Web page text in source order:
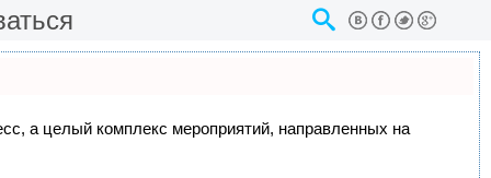
а целый комплекс мероприятий, направленных на